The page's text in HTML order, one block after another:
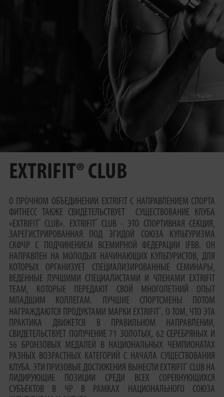
EXTRIFIT® CLUB
О ПРОЧНОМ ОБЪЕДИНЕНИИ EXTRIFIT С НАПРАВЛЕНИЕМ СПОРТА
ФИТНЕСС ТАКЖЕ СВИДЕТЕЛЬСТВУЕТ СУЩЕСТВОВАНИЕ КЛУБА
«EXTRIFIT
® CLUB». EXTRIFIT ®
CLUB - ЭТО СПОРТИВНАЯ СЕКЦИЯ,
ЗАРЕГИСТРИРОВАННАЯ ПОД ЭГИДОЙ СОЮЗА КУЛЬТУРИЗМА
СКФЧР С ПОДЧИНЕНИЕМ ВСЕМИРНОЙ ФЕДЕРАЦИИ IFBB. ОН
НАПРАВЛЕН НА МОЛОДЫХ НАЧИНАЮЩИХ КУЛЬТУРИСТОВ, ДЛЯ
КОТОРЫХ ОРГАНИЗУЕТ СПЕЦИАЛИЗИРОВАННЫЕ СЕМИНАРЫ,
ВЕДЕННЫЕ ЛУЧШИМИ СПЕЦИАЛИСТАМИ И ЧЛЕНАМИ EXTRIFIT
TEAM, КОТОРЫЕ ПЕРЕДАЮТ СВОЙ МНОГОЛЕТНИЙ ОПЫТ
МЛАДШИМ КОЛЛЕГАМ. ЛУЧШИЕ СПОРТСМЕНЫ ПОТОМ
НАГРАЖДАЮТСЯ ПРОДУКТАМИ МАРКИ EXTRIFIT
. О ТОМ, ЧТО ЭТА
ПРАКТИКА ДВИЖЕТСЯ В ПРАВИЛЬНОМ НАПРАВЛЕНИИ,
СВИДЕТЕЛЬСТВУЕТ ПОЛУЧЕНИЕ 71 ЗОЛОТЫХ, 62 СЕРЕБРЯНЫХ И
56 БРОНЗОВЫХ МЕДАЛЕЙ В НАЦИОНАЛЬНЫХ ЧЕМПИОНАТАХ
РАЗНЫХ ВОЗРАСТНЫХ КАТЕГОРИЙ С НАЧАЛА СУЩЕСТВОВАНИЯ
КЛУБА. ЭТИ ПРИЗОВЫЕ ДОСТИЖЕНИЯ ВЫНЕСЛИ EXTRIFIT
®
CLUB НА
ЛИДИРУЮЩИЕ ПОЗИЦИИ СРЕДИ ВСЕХ СОРЕВНУЮЩИХСЯ
СУБЪЕКТОВ В ЧР В РАМКАХ НАЦИОНАЛЬНОГО СОЮЗА